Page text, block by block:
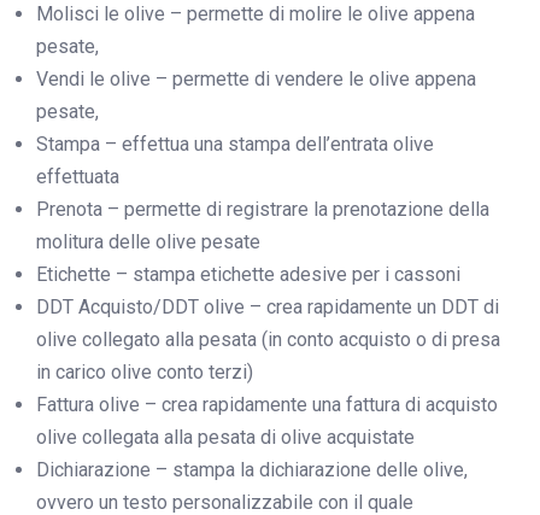
Molisci le olive – permette di molire le olive appena
pesate,
Vendi le olive – permette di vendere le olive appena
pesate,
Stampa – effettua una stampa dell’entrata olive
effettuata
Prenota – permette di registrare la prenotazione della
molitura delle olive pesate
Etichette – stampa etichette adesive per i cassoni
DDT Acquisto/DDT olive – crea rapidamente un DDT di
olive collegato alla pesata (in conto acquisto o di presa
in carico olive conto terzi)
Fattura olive – crea rapidamente una fattura di acquisto
olive collegata alla pesata di olive acquistate
Dichiarazione – stampa la dichiarazione delle olive,
ovvero un testo personalizzabile con il quale